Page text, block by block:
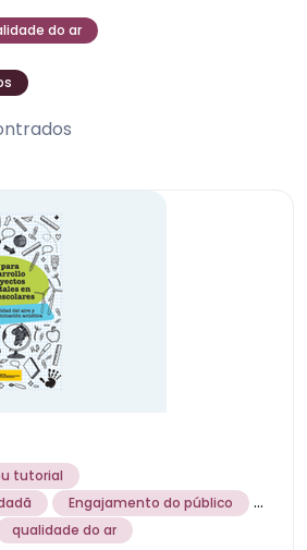
do ar
tutorial
Engajamento do público ...
qualidade do ar